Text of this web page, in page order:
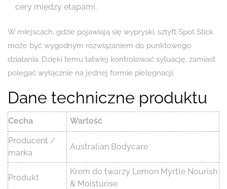
cery między etapami.
W miejscach, gdzie pojawiają się wypryski, sztyft Spot Stick
może być wygodnym rozwiązaniem do punktowego
działania. Dzięki temu łatwiej kontrolować sytuację, zamiast
polegać wyłącznie na jednej formie pielęgnacji.
Dane techniczne produktu
Cecha Wartość
Producent /
marka
Australian Bodycare
Produkt
Krem do twarzy Lemon Myrtle Nourish
& Moisturise